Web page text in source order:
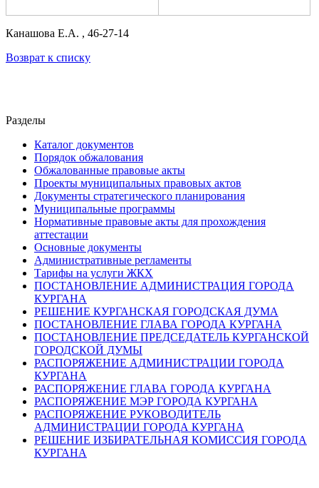
Канашова Е.А. , 46-27-14
Возврат к списку
Разделы
Каталог документов
Порядок обжалования
Обжалованные правовые акты
Проекты муниципальных правовых актов
Документы стратегического планирования
Муниципальные программы
Нормативные правовые акты для прохождения
аттестации
Основные документы
Административные регламенты
Тарифы на услуги ЖКХ
ПОСТАНОВЛЕНИЕ АДМИНИСТРАЦИЯ ГОРОДА
КУРГАНА
РЕШЕНИЕ КУРГАНСКАЯ ГОРОДСКАЯ ДУМА
ПОСТАНОВЛЕНИЕ ГЛАВА ГОРОДА КУРГАНА
ПОСТАНОВЛЕНИЕ ПРЕДСЕДАТЕЛЬ КУРГАНСКОЙ
ГОРОДСКОЙ ДУМЫ
РАСПОРЯЖЕНИЕ АДМИНИСТРАЦИИ ГОРОДА
КУРГАНА
РАСПОРЯЖЕНИЕ ГЛАВА ГОРОДА КУРГАНА
РАСПОРЯЖЕНИЕ МЭР ГОРОДА КУРГАНА
РАСПОРЯЖЕНИЕ РУКОВОДИТЕЛЬ
АДМИНИСТРАЦИИ ГОРОДА КУРГАНА
РЕШЕНИЕ ИЗБИРАТЕЛЬНАЯ КОМИССИЯ ГОРОДА
КУРГАНА